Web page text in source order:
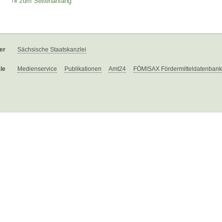
Sächsische Staatskanzlei
Medienservice Publikationen Amt24 FÖMISAX Fördermitteldatenbank